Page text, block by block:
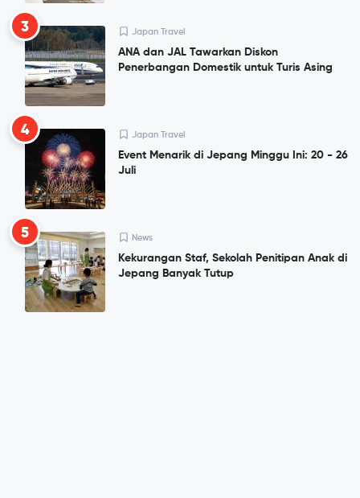
3 Japan Travel
ANA dan JAL Tawarkan Diskon
Penerbangan Domestik untuk Turis Asing
4 Japan Travel
Event Menarik di Jepang Minggu Ini: 20 - 26
Juli
5 News
Kekurangan Staf, Sekolah Penitipan Anak di
Jepang Banyak Tutup